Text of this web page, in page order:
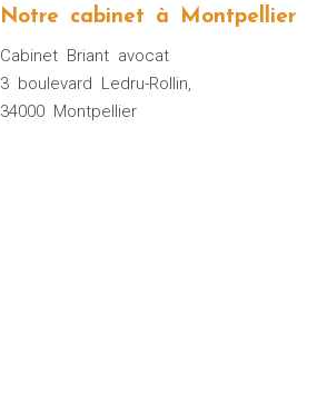
Notre cabinet à Montpellier
Cabinet Briant avocat
3 boulevard Ledru-Rollin,
34000 Montpellier